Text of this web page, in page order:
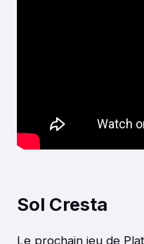
Sol Cresta
Le prochain jeu de